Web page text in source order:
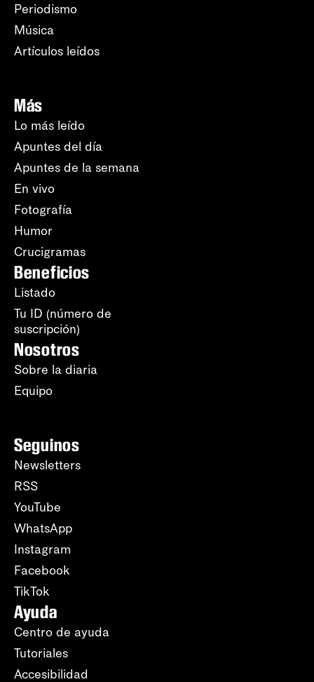
Periodismo
Música
Artículos leídos
Más
Lo más leído
Apuntes del día
Apuntes de la semana
En vivo
Fotografía
Humor
Crucigramas
Beneficios
Listado
Tu ID (número de
suscripción)
Nosotros
Sobre la diaria
Equipo
Seguinos
Newsletters
RSS
YouTube
WhatsApp
Instagram
Facebook
TikTok
Ayuda
Centro de ayuda
Tutoriales
Accesibilidad